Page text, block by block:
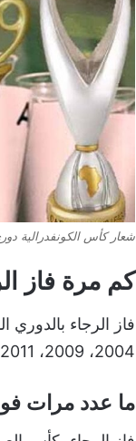
شعار كأس الكونفدرالية
كم مرة فاز
2004، 2009، 2011، 2013، موسم 2020/2019.
ما عدد مرات